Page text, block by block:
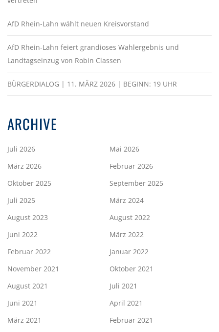
AfD Rhein-Lahn wählt neuen Kreisvorstand
AfD Rhein-Lahn feiert grandioses Wahlergebnis und
Landtagseinzug von Robin Classen
BÜRGERDIALOG | 11. MÄRZ 2026 | BEGINN: 19 UHR
ARCHIVE
Juli 2026
Mai 2026
März 2026
Februar 2026
Oktober 2025
September 2025
Juli 2025
März 2024
August 2023
August 2022
Juni 2022
März 2022
Februar 2022
Januar 2022
November 2021
Oktober 2021
August 2021
Juli 2021
Juni 2021
April 2021
März 2021
Februar 2021